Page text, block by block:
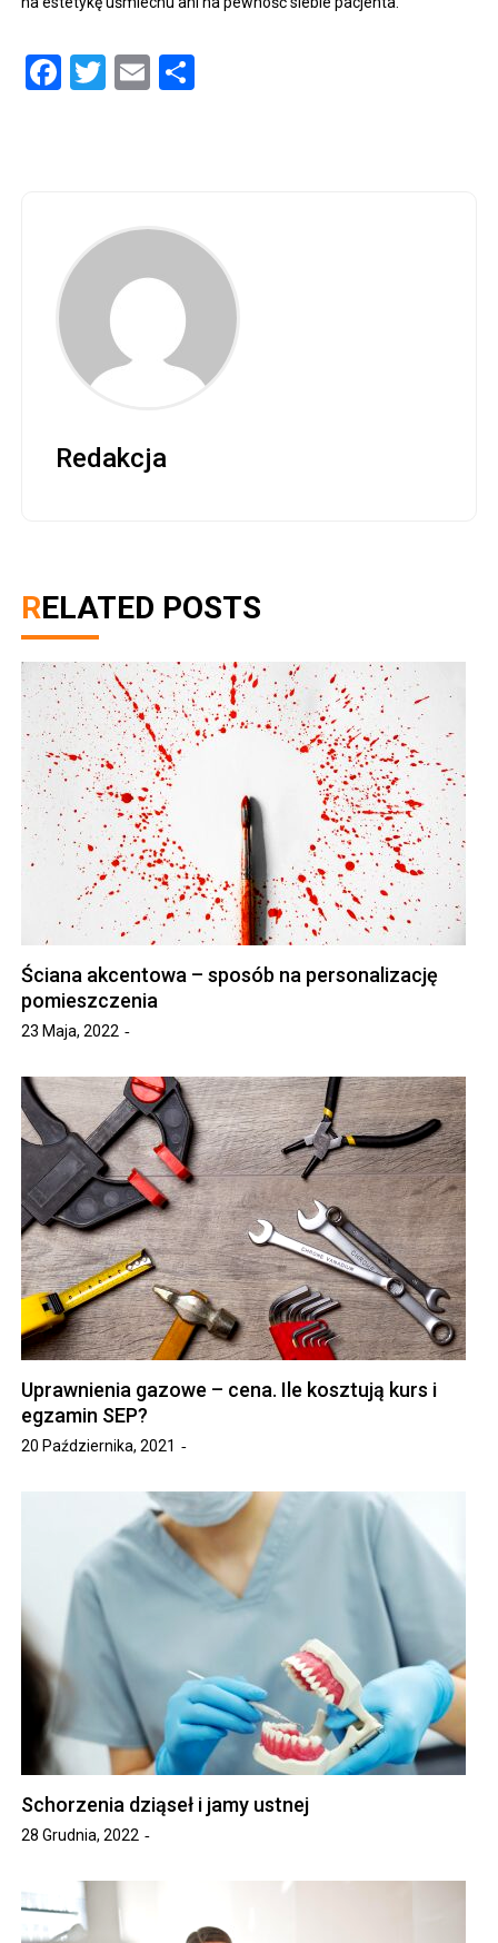
Facebook
Twitter
Email
Redakcja
RELATED POSTS
Ściana akcentowa – sposób na personalizację
pomieszczenia
23 Maja, 2022
Uprawnienia gazowe – cena. Ile kosztują kurs i
egzamin SEP?
20 Października, 2021
Schorzenia dziąseł i jamy ustnej
28 Grudnia, 2022